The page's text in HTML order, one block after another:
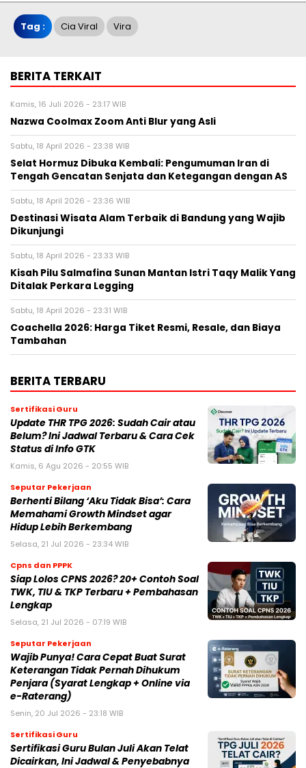
Tag : Cia Viral Vira
BERITA TERKAIT
Kamis, 16 Juli 2026 - 23:17 WIB
Nazwa Coolmax Zoom Anti Blur yang Asli
Sabtu, 18 April 2026 - 23:38 WIB
Selat Hormuz Dibuka Kembali: Pengumuman Iran di
Tengah Gencatan Senjata dan Ketegangan dengan AS
Sabtu, 18 April 2026 - 23:36 WIB
Destinasi Wisata Alam Terbaik di Bandung yang Wajib
Dikunjungi
Sabtu, 18 April 2026 - 23:33 WIB
Kisah Pilu Salmafina Sunan Mantan Istri Taqy Malik Yang
Ditalak Perkara Legging
Sabtu, 18 April 2026 - 23:31 WIB
Coachella 2026: Harga Tiket Resmi, Resale, dan Biaya
Tambahan
BERITA TERBARU
Sertifikasi Guru
Update THR TPG 2026: Sudah Cair atau
Belum? Ini Jadwal Terbaru & Cara Cek
Status di Info GTK
Kamis, 6 Agu 2026 - 20:55 WIB
Seputar Pekerjaan
Berhenti Bilang ‘Aku Tidak Bisa’: Cara
Memahami Growth Mindset agar
Hidup Lebih Berkembang
Selasa, 21 Jul 2026 - 23:34 WIB
Cpns dan PPPK
Siap Lolos CPNS 2026? 20+ Contoh Soal
TWK, TIU & TKP Terbaru + Pembahasan
Lengkap
Selasa, 21 Jul 2026 - 07:19 WIB
Seputar Pekerjaan
Wajib Punya! Cara Cepat Buat Surat
Keterangan Tidak Pernah Dihukum
Penjara (Syarat Lengkap + Online via
e-Raterang)
Senin, 20 Jul 2026 - 23:18 WIB
Sertifikasi Guru
Sertifikasi Guru Bulan Juli Akan Telat
Dicairkan, Ini Jadwal & Penyebabnya